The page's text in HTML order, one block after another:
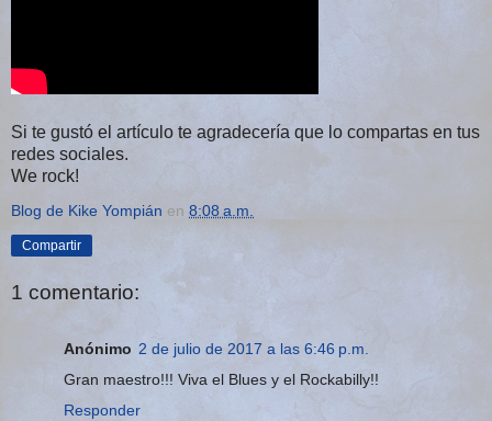
Si te gustó el artículo te agradecería que lo compartas en tus
redes sociales.
We rock!
Blog de Kike Yompián en 8:08 a.m.
Compartir
1 comentario:
Anónimo 2 de julio de 2017 a las 6:46 p.m.
Gran maestro!!! Viva el Blues y el Rockabilly!!
Responder